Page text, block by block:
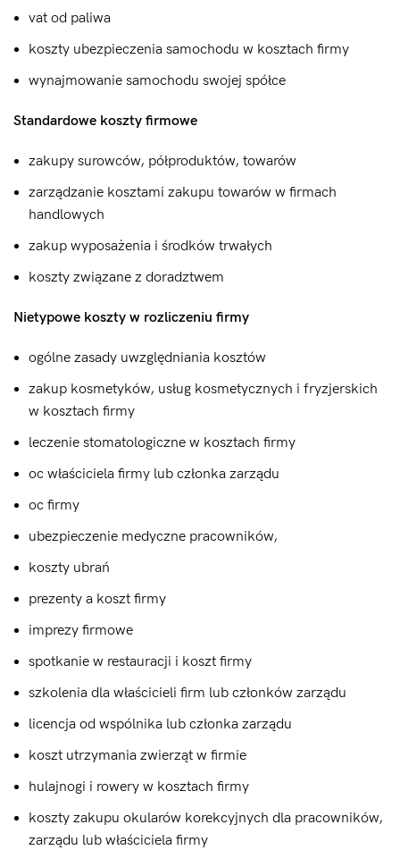
vat od paliwa
koszty ubezpieczenia samochodu w kosztach firmy
wynajmowanie samochodu swojej spółce
Standardowe koszty firmowe
zakupy surowców, półproduktów, towarów
zarządzanie kosztami zakupu towarów w firmach
handlowych
zakup wyposażenia i środków trwałych
koszty związane z doradztwem
Nietypowe koszty w rozliczeniu firmy
ogólne zasady uwzględniania kosztów
zakup kosmetyków, usług kosmetycznych i fryzjerskich
w kosztach firmy
leczenie stomatologiczne w kosztach firmy
oc właściciela firmy lub członka zarządu
oc firmy
ubezpieczenie medyczne pracowników,
koszty ubrań
prezenty a koszt firmy
imprezy firmowe
spotkanie w restauracji i koszt firmy
szkolenia dla właścicieli firm lub członków zarządu
licencja od wspólnika lub członka zarządu
koszt utrzymania zwierząt w firmie
hulajnogi i rowery w kosztach firmy
koszty zakupu okularów korekcyjnych dla pracowników,
zarządu lub właściciela firmy